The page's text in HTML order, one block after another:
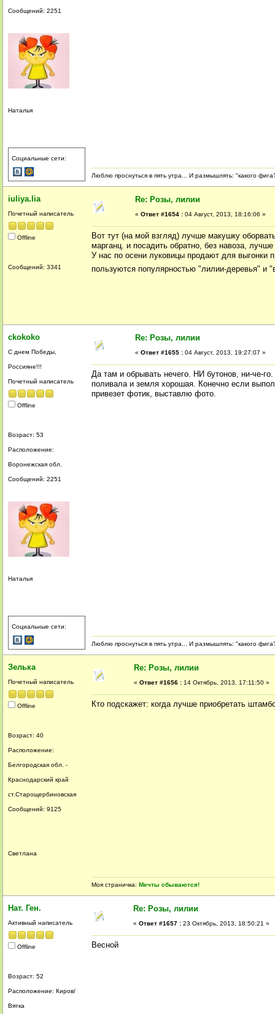
Сообщений: 2251
Наталья
Социальные сети:
Люблю проснуться в пять утра... И размышлять: "какого
iuliya.lia
Почетный написатель
Offline
Сообщений: 3341
Re: Розы, лилии
« Ответ #1654 : 04 Август, 2013, 18:16:06 »
Вот тут (на мой взгляд) лучше макушку
марганц. и посадить обратно, без навоза,
У нас по осени луковицы продают для выгонки
пользуются популярностью "лилии-деревья"
ckokoko
С днем Победы,
Россияне!!!
Почетный написатель
Offline
Возраст: 53
Расположение:
Воронежская обл.
Сообщений: 2251
Наталья
Социальные сети:
Re: Розы, лилии
« Ответ #1655 : 04 Август, 2013, 19:27:07 »
Да там и обрывать нечего. НИ бутонов, ни-че-
поливала и земля хорошая. Конечно если
привезет фотик, выставлю фото.
Люблю проснуться в пять утра... И размышлять: "какого
Зелька
Почетный написатель
Offline
Возраст: 40
Расположение:
Белгородская обл. -
Краснодарский край
ст.Старощербиновская
Сообщений: 9125
Светлана
Re: Розы, лилии
« Ответ #1656 : 14 Октябрь, 2013, 17:11:50 »
Кто подскажет: когда лучше приобретать
Моя страничка: Мечты сбываются!
Нат. Ген.
Активный написатель
Offline
Возраст: 52
Расположение: Киров/
Вятка
Re: Розы, лилии
« Ответ #1657 : 23 Октябрь, 2013, 18:50:21 »
Весной